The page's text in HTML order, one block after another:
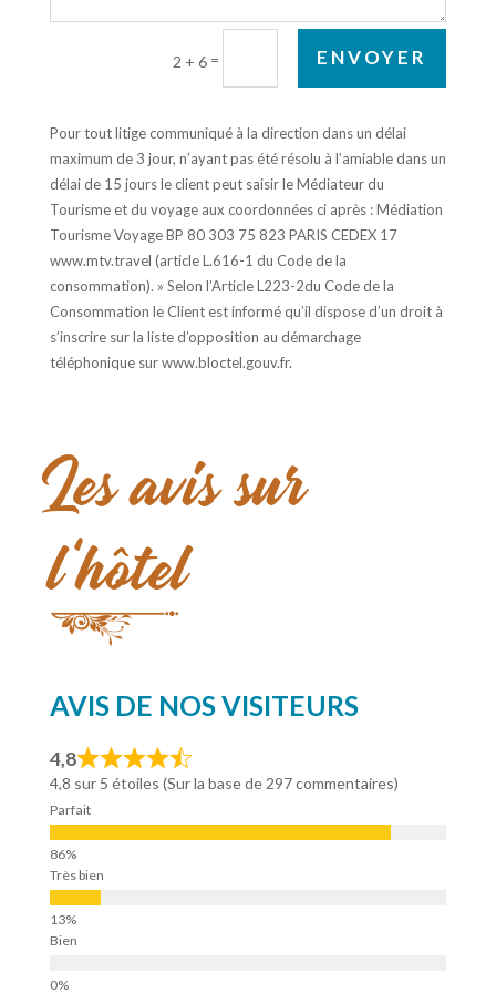
2 + 6 = ENVOYER
Pour tout litige communiqué à la direction dans un délai
maximum de 3 jour, n’ayant pas été résolu à l’amiable dans un
délai de 15 jours le client peut saisir le Médiateur du
Tourisme et du voyage aux coordonnées ci après : Médiation
Tourisme Voyage BP 80 303 75 823 PARIS CEDEX 17
www.mtv.travel (article L.616-1 du Code de la
consommation). » Selon l’Article L223-2du Code de la
Consommation le Client est informé qu’il dispose d’un droit à
s’inscrire sur la liste d’opposition au démarchage
téléphonique sur www.bloctel.gouv.fr.
Les avis sur
l’hôtel
AVIS DE NOS VISITEURS
4,8
4,8 sur 5 étoiles (Sur la base de 297 commentaires)
Parfait
Très bien
Bien